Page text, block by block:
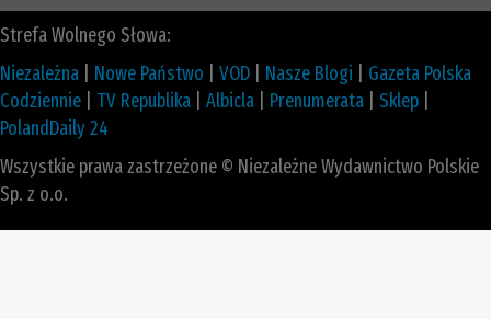
Strefa Wolnego Słowa:
Niezależna
Nowe Państwo VOD Nasze Blogi
Gazeta Polska
Codziennie
TV Republika Albicla Prenumerata Sklep
PolandDaily 24
Wszystkie prawa zastrzeżone © Niezależne Wydawnictwo Polskie
Sp. z o.o.